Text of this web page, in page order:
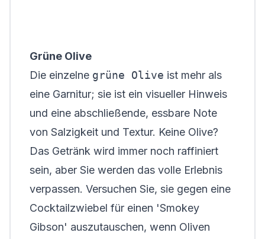
Grüne Olive
Die einzelne grüne Olive ist mehr als
eine Garnitur; sie ist ein visueller Hinweis
und eine abschließende, essbare Note
von Salzigkeit und Textur. Keine Olive?
Das Getränk wird immer noch raffiniert
sein, aber Sie werden das volle Erlebnis
verpassen. Versuchen Sie, sie gegen eine
Cocktailzwiebel für einen 'Smokey
Gibson' auszutauschen, wenn Oliven